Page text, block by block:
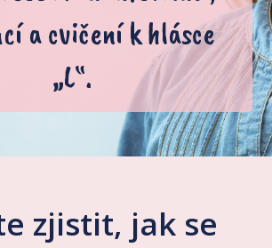
a cvičení k hlásce
„L“.
zjistit, jak se